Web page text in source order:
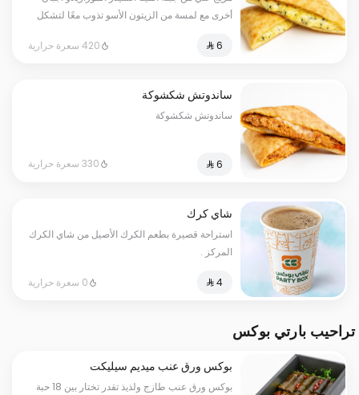
أخرى مع لمسة من الزيتون الأسو تذوب معًا لتشكل
420 سعرة حرارية
ساندوتش شكشوكة
ساندوتش شكشوكة
330 سعرة حرارية
شاي كرك
استراحة قصيرة بطعم الكرك الأصيل من شاي الكرك
المركز .
⁨⁦‪‬ 4⁩ 0 سعرة حرارية
تراحيب بارتي بوكس
بوكس ورق عنب ميديم سيليكت
بوكس ورق عنب طازج ولذيذ تقدر تختار بين 18 حبة